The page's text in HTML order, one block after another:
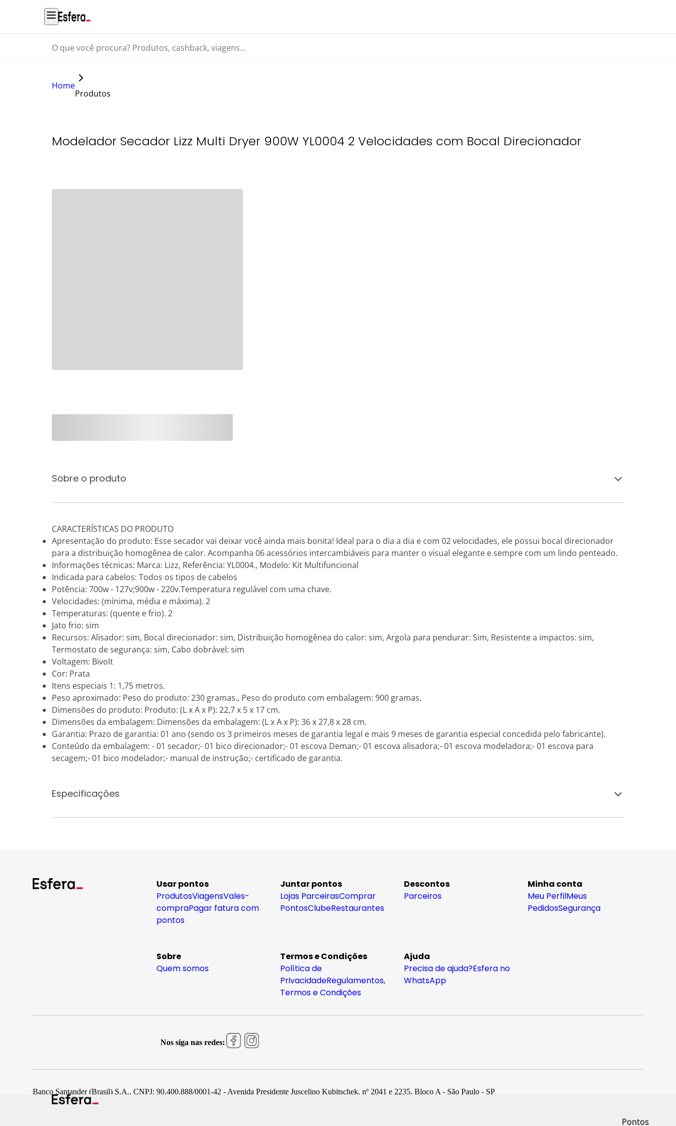
Pontos
O que você procura? Produtos, cashback, viagens...
Home
Produtos
Modelador Secador Lizz Multi Dryer 900W YL0004 2 Velocidades com Bocal Direcionador
Sobre o produto
CARACTERÍSTICAS DO PRODUTO
Apresentação do produto: Esse secador vai deixar você ainda mais bonita! Ideal para o dia a dia e com 02 velocidades, ele possui bocal direcionador
para a distribuição homogênea de calor. Acompanha 06 acessórios intercambiáveis para manter o visual elegante e sempre com um lindo penteado.
Informações técnicas: Marca: Lizz, Referência: YL0004., Modelo: Kit Multifuncional
Indicada para cabelos: Todos os tipos de cabelos
Potência: 700w - 127v;900w - 220v.Temperatura regulável com uma chave.
Velocidades: (mínima, média e máxima). 2
Temperaturas: (quente e frio). 2
Jato frio: sim
Recursos: Alisador: sim, Bocal direcionador: sim, Distribuição homogênea do calor: sim, Argola para pendurar: Sim, Resistente a impactos: sim,
Termostato de segurança: sim, Cabo dobrável: sim
Voltagem: Bivolt
Cor: Prata
Itens especiais 1: 1,75 metros.
Peso aproximado: Peso do produto: 230 gramas., Peso do produto com embalagem: 900 gramas.
Dimensões do produto: Produto: (L x A x P): 22,7 x 5 x 17 cm.
Dimensões da embalagem: Dimensões da embalagem: (L x A x P): 36 x 27,8 x 28 cm.
Garantia: Prazo de garantia: 01 ano (sendo os 3 primeiros meses de garantia legal e mais 9 meses de garantia especial concedida pelo fabricante).
Conteúdo da embalagem: - 01 secador;- 01 bico direcionador;- 01 escova Deman;- 01 escova alisadora;- 01 escova modeladora;- 01 escova para
secagem;- 01 bico modelador;- manual de instrução;- certificado de garantia.
Especificações
Usar pontos
ProdutosViagensVales-
compraPagar fatura com
pontos
Juntar pontos
Lojas ParceirasComprar
PontosClubeRestaurantes
Descontos
Parceiros
Minha conta
Meu PerfilMeus
PedidosSegurança
Sobre
Quem somos
Termos e Condições
Política de
PrivacidadeRegulamentos,
Termos e Condições
Ajuda
Precisa de ajuda?Esfera no
WhatsApp
Nos siga nas redes:
Banco Santander (Brasil) S.A., CNPJ: 90.400.888/0001-42 - Avenida Presidente Juscelino Kubitschek, nº 2041 e 2235, Bloco A - São Paulo - SP